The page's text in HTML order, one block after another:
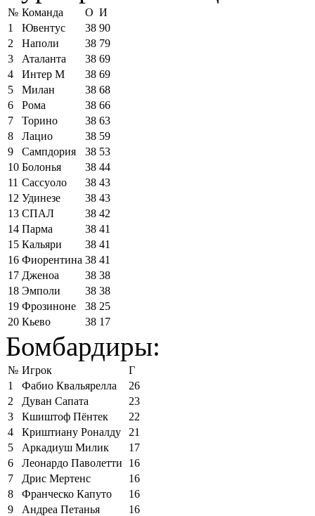
№ Команда О И
1
Ювентус 38 90
2
Наполи 38 79
3
Аталанта 38 69
4
Интер М 38 69
5
Милан 38 68
6
Рома 38 66
7
Торино 38 63
8
Лацио 38 59
9
Сампдория 38 53
10 Болонья 38 44
11 Сассуоло 38 43
12 Удинезе 38 43
13 СПАЛ 38 42
14 Парма 38 41
15 Кальяри 38 41
16 Фиорентина 38 41
17 Дженоа 38 38
18 Эмполи 38 38
19 Фрозиноне 38 25
20 Кьево 38 17
Бомбардиры:
№ Игрок
Г
1
Фабио Квальярелла
26
2
Дуван Сапата
23
3
Кшиштоф Пёнтек
22
4
Криштиану Роналду
21
5
Аркадиуш Милик
17
6
Леонардо Паволетти
16
7
Дрис Мертенс
16
8
Франческо Капуто
16
9
Андреа Петанья
16